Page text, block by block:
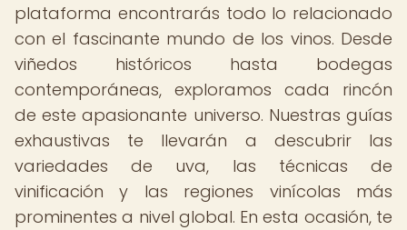
plataforma encontrarás todo lo relacionado
con el fascinante mundo de los vinos. Desde
viñedos históricos hasta bodegas
contemporáneas, exploramos cada rincón
de este apasionante universo. Nuestras guías
exhaustivas te llevarán a descubrir las
variedades de uva, las técnicas de
vinificación y las regiones vinícolas más
prominentes a nivel global. En esta ocasión, te